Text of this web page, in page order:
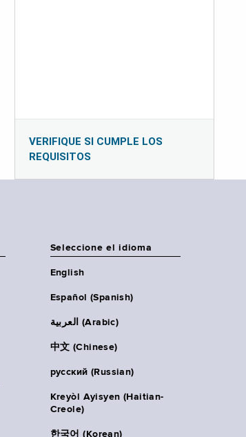
VERIFIQUE SI CUMPLE LOS
REQUISITOS
Seleccione el idioma
English
Español (Spanish)
العربية (Arabic)
中文 (Chinese)
русский (Russian)
Kreyòl Ayisyen (Haitian-
Creole)
한국어 (Korean)